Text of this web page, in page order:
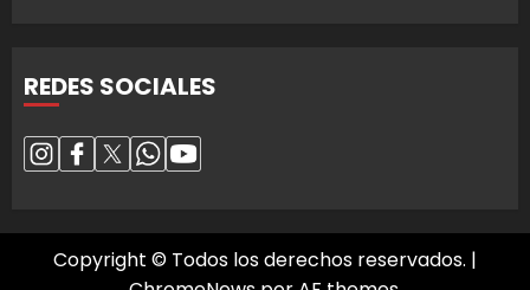
REDES SOCIALES
Copyright © Todos los derechos reservados. |